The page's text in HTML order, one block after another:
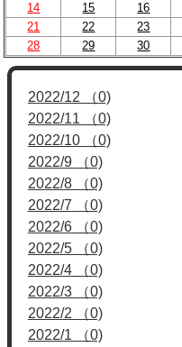
リンク
14
15 16
21
22 23
28
29 30
2022/12 （0)
2022/11 （0)
2022/10 （0)
2022/9 （0)
2022/8 （0)
2022/7 （0)
2022/6 （0)
2022/5 （0)
2022/4 （0)
2022/3 （0)
2022/2 （0)
2022/1 （0)